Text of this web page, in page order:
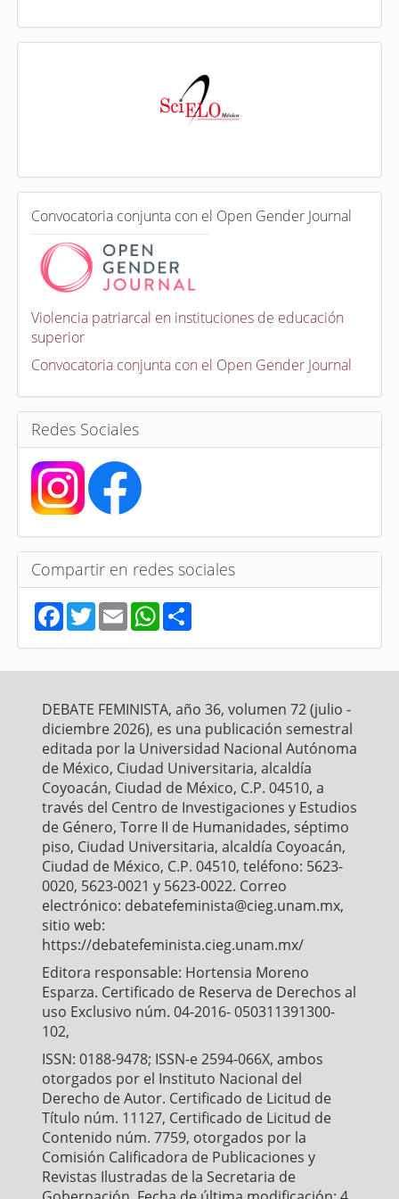
a
e
n
C
o
o
a
t
o
r
a
s
Convocatoria conjunta con el Open Gender Journal
Violencia patriarcal en instituciones de educación
superior
Convocatoria conjunta con el Open Gender Journal
Redes Sociales
Compartir en redes sociales
F
a
e
b
k
T
w
t
t
E
m
i
l
W
h
t
s
p
S
h
r
e
DEBATE FEMINISTA, año 36, volumen 72 (julio -
diciembre 2026), es una publicación semestral
editada por la Universidad Nacional Autónoma
de México, Ciudad Universitaria, alcaldía
Coyoacán, Ciudad de México, C.P. 04510, a
través del Centro de Investigaciones y Estudios
de Género, Torre II de Humanidades, séptimo
piso, Ciudad Universitaria, alcaldía Coyoacán,
Ciudad de México, C.P. 04510, teléfono: 5623-
0020, 5623-0021 y 5623-0022. Correo
electrónico: debatefeminista@cieg.unam.mx,
sitio web:
https://debatefeminista.cieg.unam.mx/
Editora responsable: Hortensia Moreno
Esparza. Certificado de Reserva de Derechos al
uso Exclusivo núm. 04-2016- 050311391300-
102,
ISSN: 0188-9478; ISSN-e 2594-066X, ambos
otorgados por el Instituto Nacional del
Derecho de Autor. Certificado de Licitud de
Título núm. 11127, Certificado de Licitud de
Contenido núm. 7759, otorgados por la
Comisión Calificadora de Publicaciones y
Revistas Ilustradas de la Secretaria de